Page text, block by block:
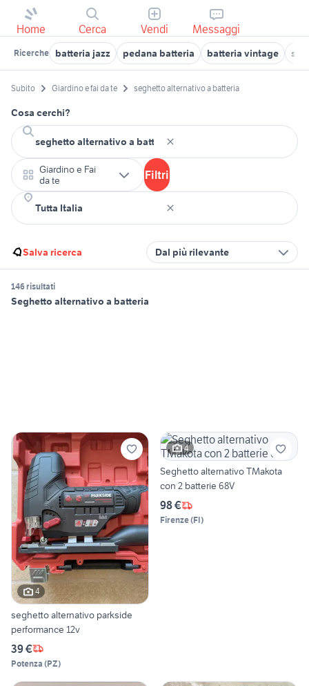
Home Cerca Vendi Messaggi
Ricerche batteria jazz pedana batteria batteria vintage
Subito Giardino e fai da te seghetto alternativo a batteria
Cosa cerchi?
Giardino e Fai
da te
Filtri
Salva ricerca Dal più rilevante
146 risultati
Seghetto alternativo a batteria
4
seghetto alternativo parkside
performance 12v
39 €
Potenza (PZ)
4
Seghetto alternativo TMakota
con 2 batterie 68V
98 €
Firenze(FI)